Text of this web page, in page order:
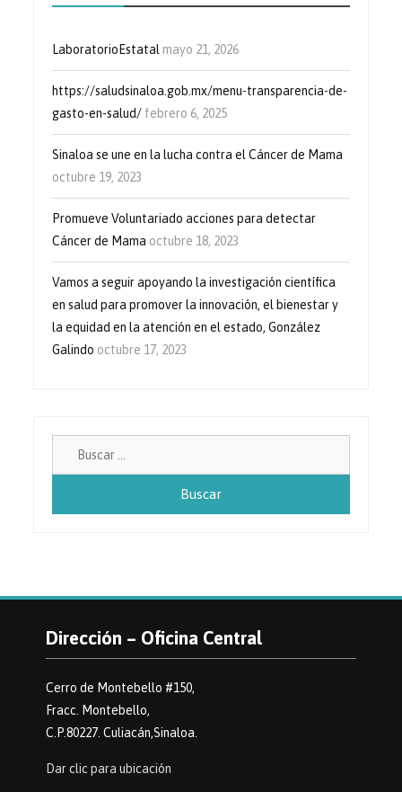
LaboratorioEstatal mayo 21, 2026
https://saludsinaloa.gob.mx/menu-transparencia-de-
gasto-en-salud/ febrero 6, 2025
Sinaloa se une en la lucha contra el Cáncer de Mama
octubre 19, 2023
Promueve Voluntariado acciones para detectar
Cáncer de Mama octubre 18, 2023
Vamos a seguir apoyando la investigación científica
en salud para promover la innovación, el bienestar y
la equidad en la atención en el estado, González
Galindo octubre 17, 2023
Dirección – Oficina Central
Cerro de Montebello #150,
Fracc. Montebello,
C.P.80227. Culiacán,Sinaloa.
Dar clic para ubicación